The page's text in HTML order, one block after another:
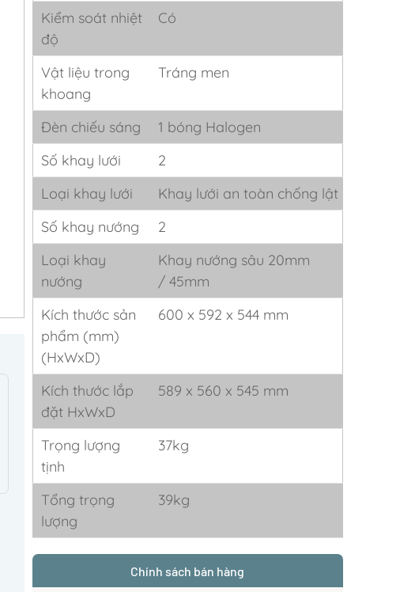
Kiểm soát nhiệt
độ
Có
Vật liệu trong
khoang
Tráng men
Đèn chiếu sáng
1 bóng Halogen
Số khay lưới
2
Loại khay lưới
Khay lưới an toàn chống lật
Số khay nướng
2
Loại khay
nướng
Khay nướng sâu 20mm
/ 45mm
Kích thước sản
phẩm (mm)
(HxWxD)
600 x 592 x 544 mm
Kích thước lắp
đặt HxWxD
589 x 560 x 545 mm
Trọng lượng
tịnh
37kg
Tổng trọng
lượng
39kg
Chính sách bán hàng